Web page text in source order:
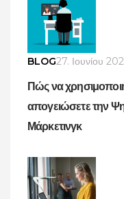
BLOG27. Ιουνίου
Πώς να
απογειώσετε την
Μάρκετινγκ